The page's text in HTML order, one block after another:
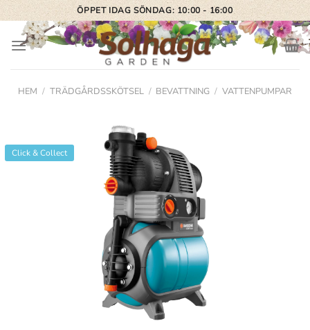
Skip
to
content
ÖPPET IDAG SÖNDAG: 10:00 - 16:00
HEM / TRÄDGÅRDSSKÖTSEL / BEVATTNING / VATTENPUMPAR
Click & Collect